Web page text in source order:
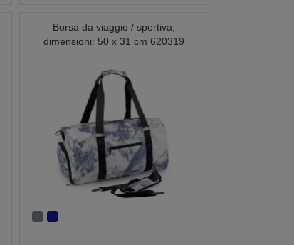
Borsa da viaggio / sportiva,
dimensioni: 50 x 31 cm 620319